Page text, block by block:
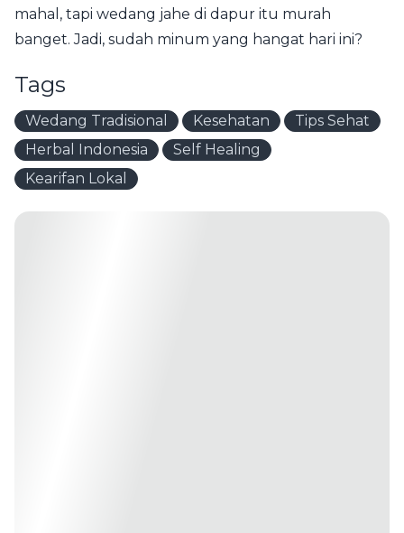
mahal, tapi wedang jahe di dapur itu murah
banget. Jadi, sudah minum yang hangat hari ini?
Tags
Wedang Tradisional Kesehatan
Tips Sehat
Herbal Indonesia
Self Healing
Kearifan Lokal